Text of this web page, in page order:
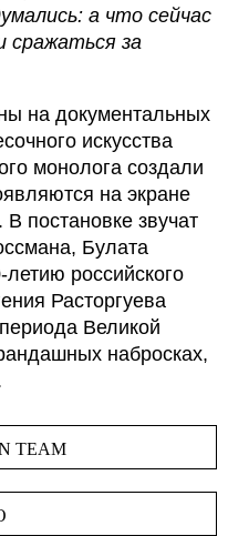
а что сейчас
сражаться за
на документальных
искусства
монолога создали
на экране
постановке звучат
Булата
российского
Расторгуева
Великой
набросках,
TEAM